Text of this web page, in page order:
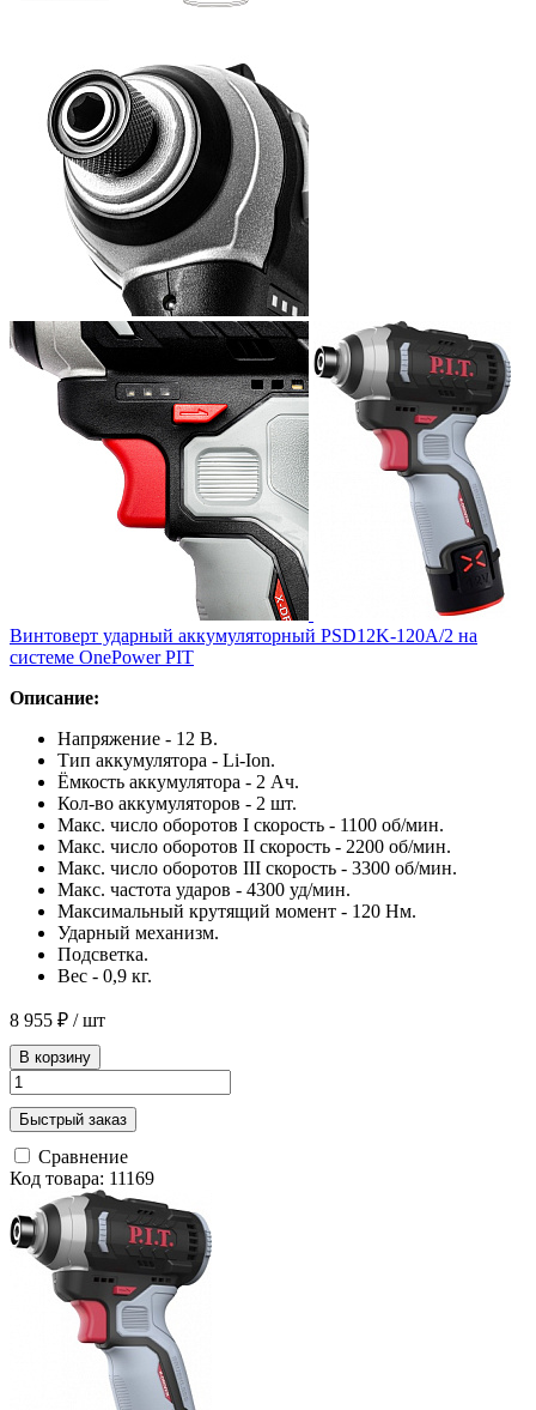
Винтоверт ударный аккумуляторный PSD12K-120A/2 на
системе OnePower PIT
Описание:
Напряжение - 12 В.
Тип аккумулятора - Li-Ion.
Ёмкость аккумулятора - 2 Ач.
Кол-во аккумуляторов - 2 шт.
Макс. число оборотов I скорость - 1100 об/мин.
Макс. число оборотов II скорость - 2200 об/мин.
Макс. число оборотов III скорость - 3300 об/мин.
Макс. частота ударов - 4300 уд/мин.
Максимальный крутящий момент - 120 Нм.
Ударный механизм.
Подсветка.
Вес - 0,9 кг.
8 955 ₽ / шт
В корзину
Быстрый заказ
Сравнение
Код товара: 11169